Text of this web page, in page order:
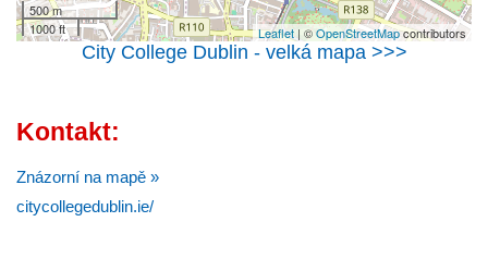
500 m
1000 ft
Leaflet| ©OpenStreetMapcontributors
City College Dublin - velká mapa >>>
Kontakt:
Znázorní na mapě »
citycollegedublin.ie/